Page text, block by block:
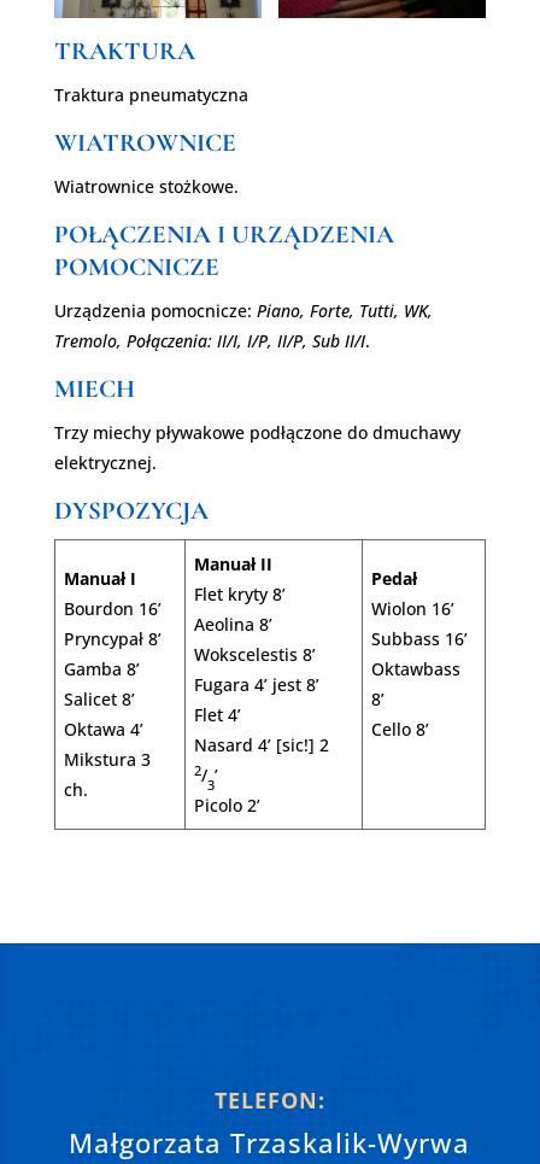
TRAKTURA
Traktura pneumatyczna
WIATROWNICE
Wiatrownice stożkowe.
POŁĄCZENIA I URZĄDZENIA
POMOCNICZE
Urządzenia pomocnicze: Piano, Forte, Tutti, WK,
Tremolo, Połączenia: II/I, I/P, II/P, Sub II/I.
MIECH
Trzy miechy pływakowe podłączone do dmuchawy
elektrycznej.
DYSPOZYCJA
Manuał I
Bourdon 16’
Pryncypał 8’
Gamba 8’
Salicet 8’
Oktawa 4’
Mikstura 3
ch.
Manuał II
Flet kryty 8’
Aeolina 8’
Wokscelestis 8’
Fugara 4’ jest 8’
Flet 4’
Nasard 4’ [sic!] 2
2/3’
Picolo 2’
Pedał
Wiolon 16’
Subbass 16’
Oktawbass
8’
Cello 8’
TELEFON:
Małgorzata Trzaskalik-Wyrwa